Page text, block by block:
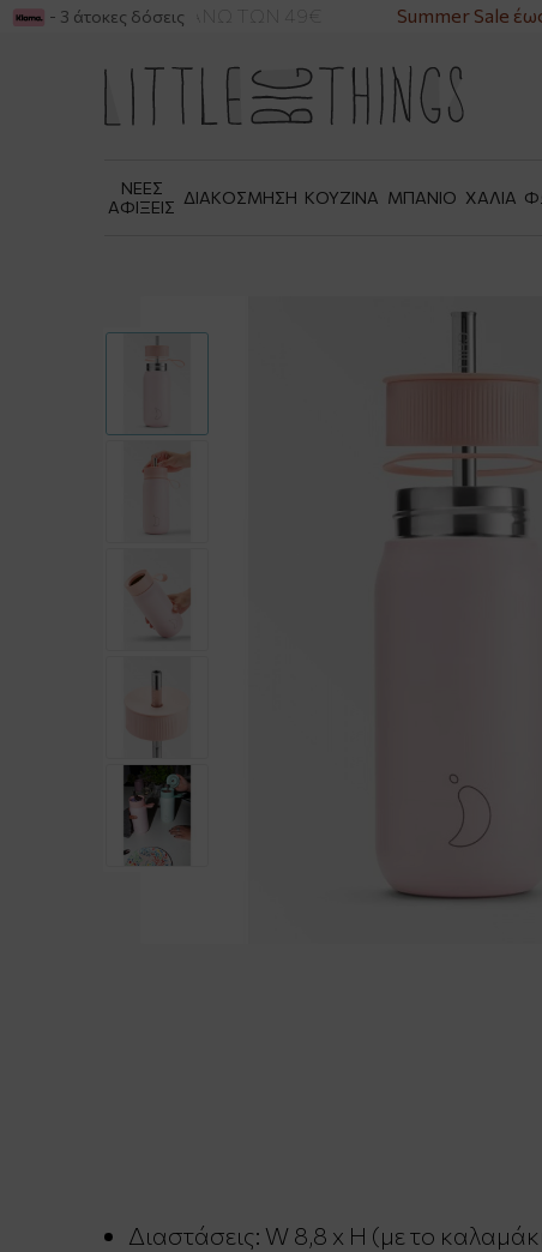
ΓΙΑ ΑΓΟΡΕΣ ΑΝΩ ΤΩΝ 49€ Summer Sale έως
- 3 άτοκες δόσεις
ΝΕΕΣ
ΑΦΙΞΕΙΣ ΔΙΑΚΟΣΜΗΣΗ ΚΟΥΖΙΝΑ ΜΠΑΝΙΟ ΧΑΛΙΑ
Διαστάσεις: W 8,8 x H (με το